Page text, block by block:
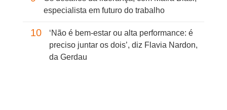
especialista em futuro do trabalho
10
‘Não é bem-estar ou alta performance: é
preciso juntar os dois’, diz Flavia Nardon,
da Gerdau